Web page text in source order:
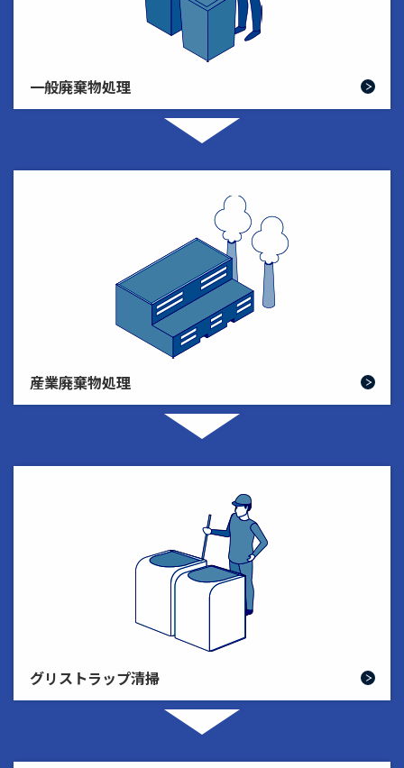
一般廃棄物処理
産業廃棄物処理
グリストラップ清掃